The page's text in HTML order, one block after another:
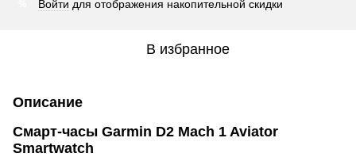
Войти для отображения накопительной скидки
В избранное
Описание
Смарт-часы Garmin D2 Mach 1 Aviator
Smartwatch